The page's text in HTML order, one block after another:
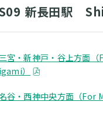
新長田駅
宮・新神戸・谷上方面
）
谷・西神中央方面（For